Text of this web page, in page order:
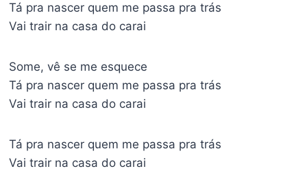
Tá pra nascer quem me passa pra trás
Vai trair na casa do carai
Some, vê se me esquece
Tá pra nascer quem me passa pra trás
Vai trair na casa do carai
Tá pra nascer quem me passa pra trás
Vai trair na casa do carai